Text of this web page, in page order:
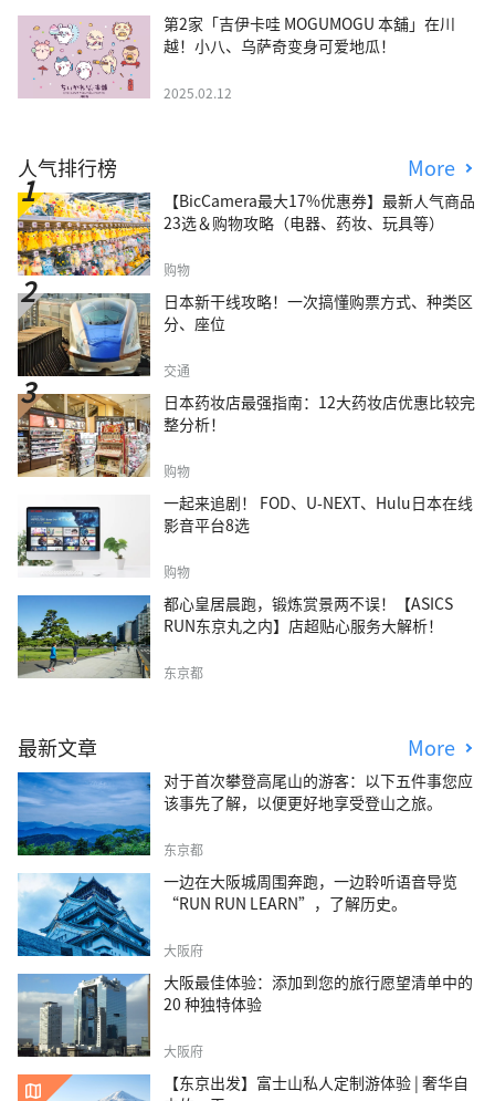
第2家「吉伊卡哇 MOGUMOGU 本舖」在川
越！小八、乌萨奇变身可爱地瓜！
2025.02.12
人气排行榜 More
【BicCamera最大17%优惠券】最新人气商品
23选＆购物攻略（电器、药妆、玩具等）
购物
日本新干线攻略！一次搞懂购票方式、种类区
分、座位
交通
日本药妆店最强指南：12大药妆店优惠比较完
整分析！
购物
一起来追剧！ FOD、U-NEXT、Hulu日本在线
影音平台8选
购物
都心皇居晨跑，锻炼赏景两不误！【ASICS
RUN东京丸之内】店超贴心服务大解析！
东京都
最新文章 More
对于首次攀登高尾山的游客：以下五件事您应
该事先了解，以便更好地享受登山之旅。
东京都
一边在大阪城周围奔跑，一边聆听语音导览
“RUN RUN LEARN”，了解历史。
大阪府
大阪最佳体验：添加到您的旅行愿望清单中的
20 种独特体验
大阪府
【东京出发】富士山私人定制游体验 | 奢华自